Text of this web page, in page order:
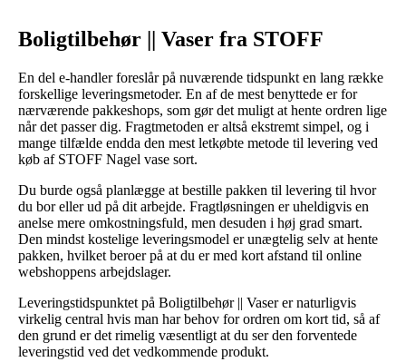
Boligtilbehør || Vaser fra STOFF
En del e-handler foreslår på nuværende tidspunkt en lang række
forskellige leveringsmetoder. En af de mest benyttede er for
nærværende pakkeshops, som gør det muligt at hente ordren lige
når det passer dig. Fragtmetoden er altså ekstremt simpel, og i
mange tilfælde endda den mest letkøbte metode til levering ved
køb af STOFF Nagel vase sort.
Du burde også planlægge at bestille pakken til levering til hvor
du bor eller ud på dit arbejde. Fragtløsningen er uheldigvis en
anelse mere omkostningsfuld, men desuden i høj grad smart.
Den mindst kostelige leveringsmodel er unægtelig selv at hente
pakken, hvilket beroer på at du er med kort afstand til online
webshoppens arbejdslager.
Leveringstidspunktet på Boligtilbehør || Vaser er naturligvis
virkelig central hvis man har behov for ordren om kort tid, så af
den grund er det rimelig væsentligt at du ser den forventede
leveringstid ved det vedkommende produkt.